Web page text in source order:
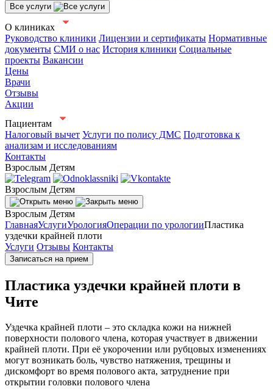
Все услуги
О клиниках
Руководство клиники Лицензии и сертификаты Нормативные
документы СМИ о нас История клиники Социальные
проекты Вакансии
Цены
Врачи
Отзывы
Акции
Пациентам
Налоговый вычет Услуги по полису ДМС Подготовка к
анализам и исследованиям
Контакты
Взрослым Детям
Взрослым Детям
Взрослым Детям
ГлавнаяУслугиУрологияОперации по урологииПластика
уздечки крайней плоти
Услуги Отзывы Контакты
Записаться на прием
Пластика уздечки крайней плоти в
Чите
Уздечка крайней плоти – это складка кожи на нижней
поверхности полового члена, которая участвует в движении
крайней плоти. При её укорочении или рубцовых изменениях
могут возникать боль, чувство натяжения, трещины и
дискомфорт во время полового акта, затруднение при
открытии головки полового члена